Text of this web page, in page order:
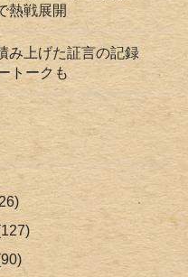
熱戦展開
み上げた証言の記録
トークも
127
90